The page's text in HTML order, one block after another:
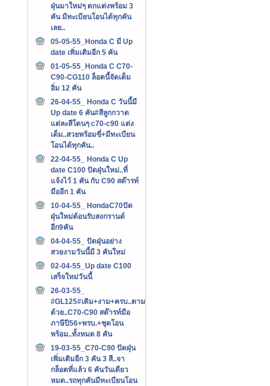
ฝุ่นมาใหม่ๆ ตกแต่งพร้อม 3
คัน มีทะเบียนโอนได้ทุกคัน
เลย..
05-05-55_Honda C มี Up
date เพิ่มเติมอีก 5 คัน
01-05-55_Honda C C70-
C90-CG110 ล็อตนี้จัดเต็ม
อิ่ม 12 คัน
26-04-55_ Honda C วันนี้มี
Up date 6 คัน#สีลูกกวาด
แต่ละสีโดนๆ c70-c90 แต่ง
เต็ม..สวยพร้อมขี่+มีทะเบียน
โอนได้ทุกคัน..
22-04-55_ Honda C Up
date C100 ปัดฝุ่นใหม่..ที่
แจ้งไว้ 1 คัน กับ C90 สต๊ารท์
มืออีก 1 คัน
10-04-55_ HondaC70ปัด
ฝุ่นใหม่ต้อนรับสงกรานต์
อีก9คัน
04-04-55_ ปัดฝุ่นอย่าง
สวยงามวันนี้มี 3 คันใหม่
02-04-55_Up date C100
เสร็จใหม่วันนี้
26-03-55_
#GL125#เดิม+งาม+ครบ..ตาม
ด้วย..C70-C90 สต๊ารท์มือ
ภาษีปี56+พรบ.+ชุดโอน
พร้อม..ทั้งหมด 8 คัน
19-03-55_C70-C90 ปัดฝุ่น
เพิ่มเติมอีก 3 คัน 3 สี..จา
กล็อตที่แล้ว 6 คันวันเดียว
หมด..รถทุกคันมีทะเบียนโอน